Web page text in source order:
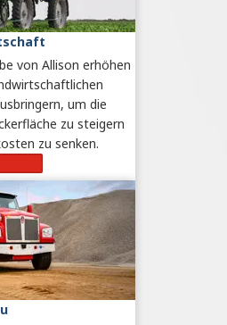
von Allison erhöhen
um die
zu steigern
zu senken.